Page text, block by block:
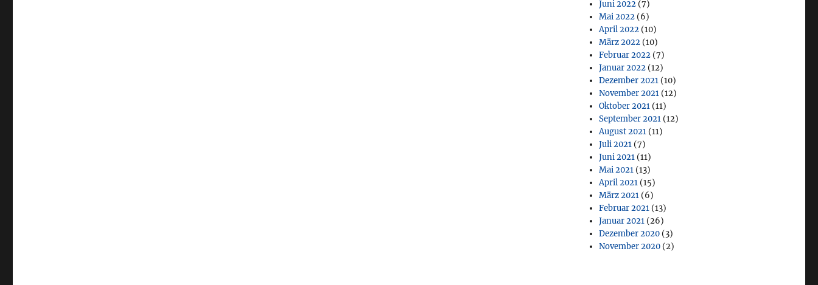
Juni 2022 (7)
Mai 2022 (6)
April 2022 (10)
März 2022 (10)
Februar 2022 (7)
Januar 2022 (12)
Dezember 2021 (10)
November 2021 (12)
Oktober 2021 (11)
September 2021 (12)
August 2021 (11)
Juli 2021 (7)
Juni 2021 (11)
Mai 2021 (13)
April 2021 (15)
März 2021 (6)
Februar 2021 (13)
Januar 2021 (26)
Dezember 2020 (3)
November 2020 (2)